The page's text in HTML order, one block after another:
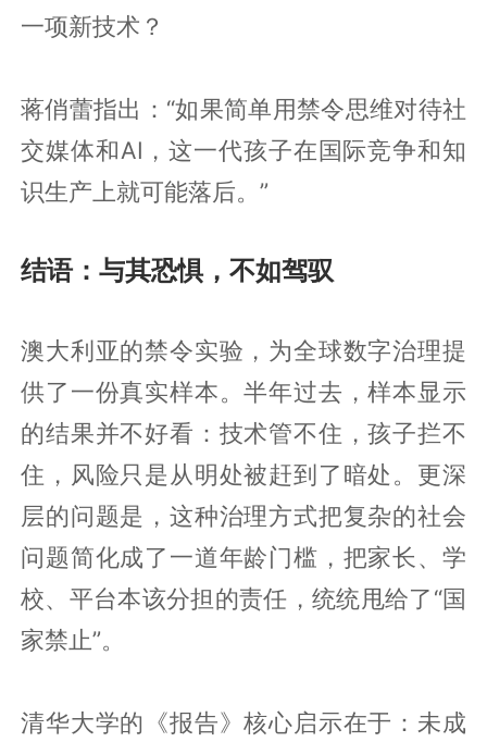
一项新技术？
蒋俏蕾指出：“如果简单用禁令思维对待社
交媒体和AI，这一代孩子在国际竞争和知
识生产上就可能落后。”
结语：与其恐惧，不如驾驭
澳大利亚的禁令实验，为全球数字治理提
供了一份真实样本。半年过去，样本显示
的结果并不好看：技术管不住，孩子拦不
住，风险只是从明处被赶到了暗处。更深
层的问题是，这种治理方式把复杂的社会
问题简化成了一道年龄门槛，把家长、学
校、平台本该分担的责任，统统甩给了“国
家禁止”。
清华大学的《报告》核心启示在于：未成